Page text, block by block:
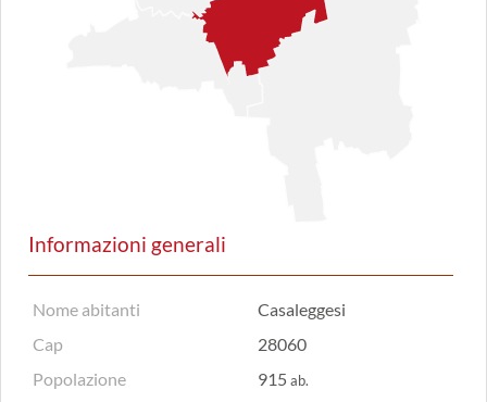
Informazioni generali
Nome abitanti
Casaleggesi
Cap
28060
Popolazione
915ab.